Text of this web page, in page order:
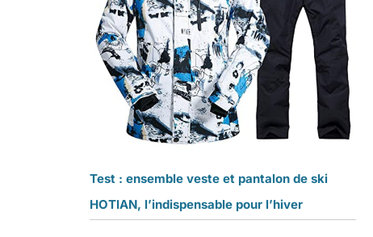
Test : ensemble veste et pantalon de ski
HOTIAN, l’indispensable pour l’hiver